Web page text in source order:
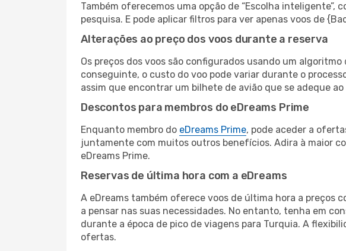
Também oferecemos uma opção de “Escolha
pesquisa. E pode aplicar filtros para ver apenas voos de
Alterações ao preço dos voos durante a reserva
Os preços dos voos são configurados usando um
conseguinte, o custo do voo pode variar durante o
assim que encontrar um bilhete de avião que se adeque
Descontos para membros do eDreams Prime
Enquanto membro do eDreams Prime, pode aceder a
juntamente com muitos outros benefícios. Adira à maior
eDreams Prime.
Reservas de última hora com a eDreams
A eDreams também oferece voos de última hora a preços
a pensar nas suas necessidades. No entanto, tenha em
durante a época de pico de viagens para Turquia. A
ofertas.